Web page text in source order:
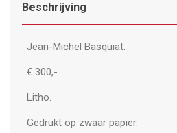
Beschrijving
Jean-Michel Basquiat.
€ 300,-
Litho.
Gedrukt op zwaar papier.